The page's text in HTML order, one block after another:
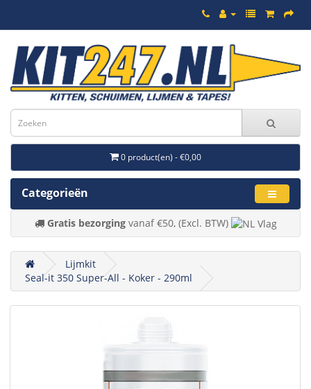
0 product(en) - €0,00
Categorieën
Gratis bezorgingvanaf €50, (Excl. BTW)
Lijmkit
Seal-it 350 Super-All - Koker - 290ml